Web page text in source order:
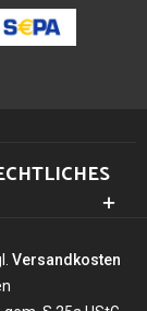
Versandkosten